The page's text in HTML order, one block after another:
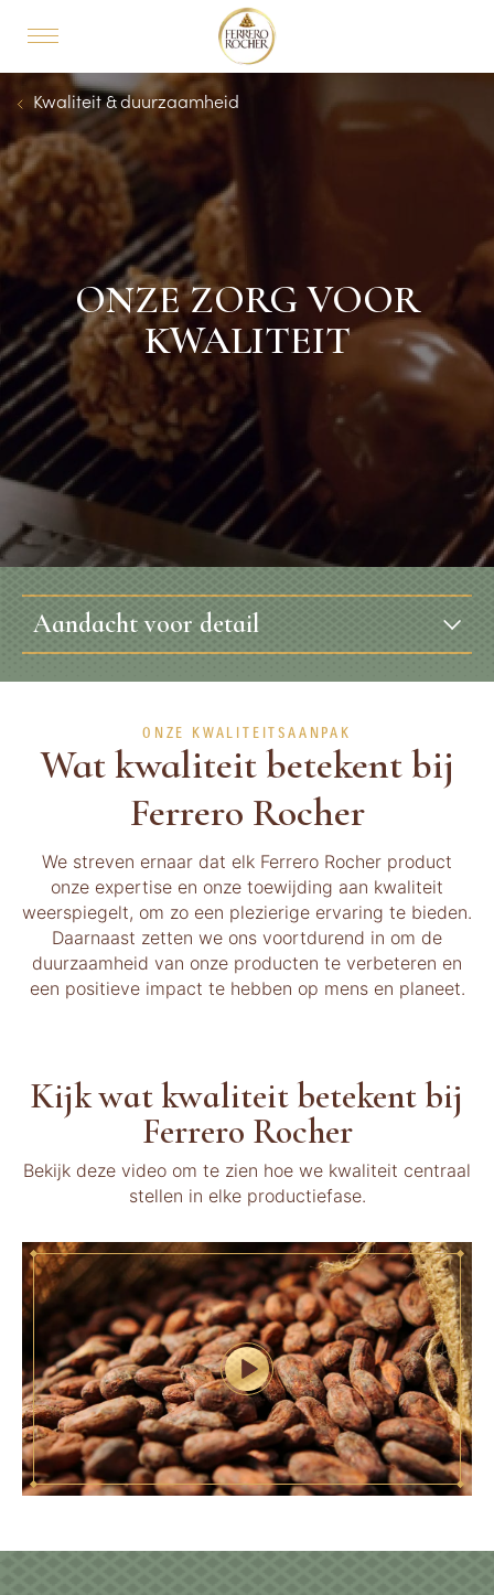
MAIN NAVIGATION
Breadcrumb
Kwaliteit & duurzaamheid
ONZE ZORG VOOR
KWALITEIT
Aandacht voor detail
ONZE KWALITEITSAANPAK
Wat kwaliteit betekent bij
Ferrero Rocher
We streven ernaar dat elk Ferrero Rocher product
onze expertise en onze toewijding aan kwaliteit
weerspiegelt, om zo een plezierige ervaring te bieden.
Daarnaast zetten we ons voortdurend in om de
duurzaamheid van onze producten te verbeteren en
een positieve impact te hebben op mens en planeet.
Kijk wat kwaliteit betekent bij
Ferrero Rocher
Bekijk deze video om te zien hoe we kwaliteit centraal
stellen in elke productiefase.